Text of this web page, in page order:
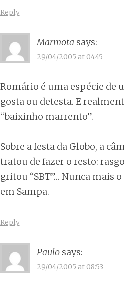
Reply
Marmota says:
29/04/2005 at 04:45
Romário é uma espécie de
gosta ou detesta. E
“baixinho marrento”.
Sobre a festa da Globo, a
tratou de fazer o resto:
gritou “SBT”… Nunca
em Sampa.
Reply
Paulo says:
29/04/2005 at 08:53